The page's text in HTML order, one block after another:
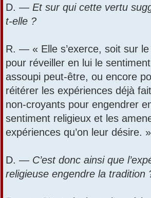
D. — Et sur qui cette vertu
t-elle ?
R. — « Elle s’exerce, soit sur
pour réveiller en lui le
assoupi peut-être, ou encore
réitérer les expériences déjà
non-croyants pour engendrer
sentiment religieux et les
expériences qu’on leur désire. »
D. — C’est donc ainsi que
religieuse engendre la tradition